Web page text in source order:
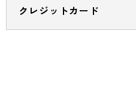
クレジットカード